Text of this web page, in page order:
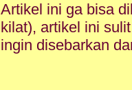
Artikel ini ga bisa
kilat), artikel ini
ingin disebarkan